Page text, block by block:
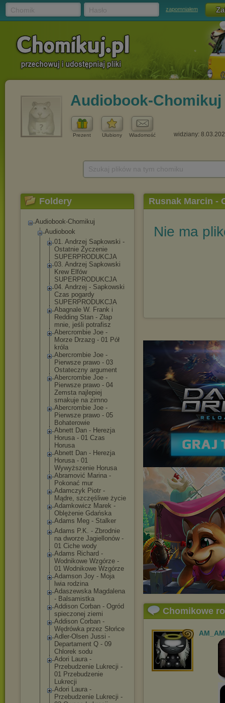
zapomniałem
Audiobook-Chomikuj
Prezent Ulubiony Wiadomość widziany:
Foldery
Audiobook-Chomikuj
Audiobook
01. Andrzej Sapkowski -
Ostatnie Życzenie
SUPERPRODUKCJA
03. Andrzej Sapkowski
Krew Elfów
SUPERPRODUKCJA
04. Andrzej - Sapkowski
Czas pogardy
SUPERPRODUKCJA
Abagnale W. Frank i
Redding Stan - Złap
mnie, jeśli potrafisz
Abercrombie Joe -
Morze Drzazg - 01 Pół
króla
Abercrombie Joe -
Pierwsze prawo - 03
Ostateczny argument
Abercrombie Joe -
Pierwsze prawo - 04
Zemsta najlepiej
smakuje na zimno
Abercrombie Joe -
Pierwsze prawo - 05
Bohaterowie
Abnett Dan - Herezja
Horusa - 01 Czas
Horusa
Abnett Dan - Herezja
Horusa - 01
Wywyższenie Horusa
Abramović Marina -
Pokonać mur
Adamczyk Piotr -
Mądre, szczęśliwe życie
Adamkowicz Marek -
Oblężenie Gdańska
Adams Meg - Stalker
Adams P.K. - Zbrodnie
na dworze Jagiellonów -
01 Ciche wody
Adams Richard -
Wodnikowe Wzgórze -
01 Wodnikowe Wzgórze
Adamson Joy - Moja
lwia rodzina
Adaszewska Magdalena
- Balsamistka
Addison Corban - Ogród
spieczonej ziemi
Addison Corban -
Wędrówka przez Słońce
Adler-Olsen Jussi -
Departament Q - 09
Chlorek sodu
Adori Laura -
Przebudzenie Lukrecji -
01 Przebudzenie
Lukrecji
Adori Laura -
Przebudzenie Lukrecji -
Rusnak Marcin -
Nie ma
Chomikowe
AM_AM